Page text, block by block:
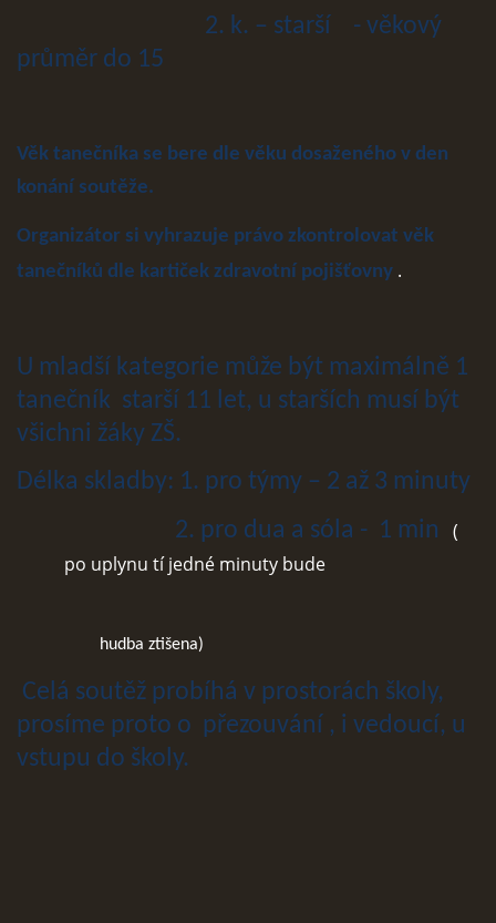
2. k. – starší - věkový
průměr do 15
Věk tanečníka se bere dle věku dosaženého v den
konání soutěže.
Organizátor si vyhrazuje právo zkontrolovat věk
tanečníků dle kartiček zdravotní pojišťovny .
U mladší kategorie může být maximálně 1
tanečník starší 11 let, u starších musí být
všichni žáky ZŠ.
Délka skladby: 1. pro týmy – 2 až 3 minuty
2. pro dua a sóla - 1 min (
po uplynu tí jedné minuty bude
hudba ztišena)
Celá soutěž probíhá v prostorách školy,
prosíme proto o přezouvání , i vedoucí, u
vstupu do školy.